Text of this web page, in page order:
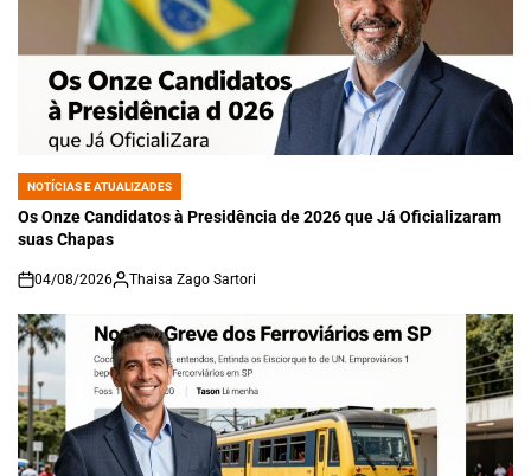
POSTED
IN
NOTÍCIAS E ATUALIZADES
Os Onze Candidatos à Presidência de 2026 que Já Oficializaram
suas Chapas
on
04/08/2026 Thaisa Zago Sartori